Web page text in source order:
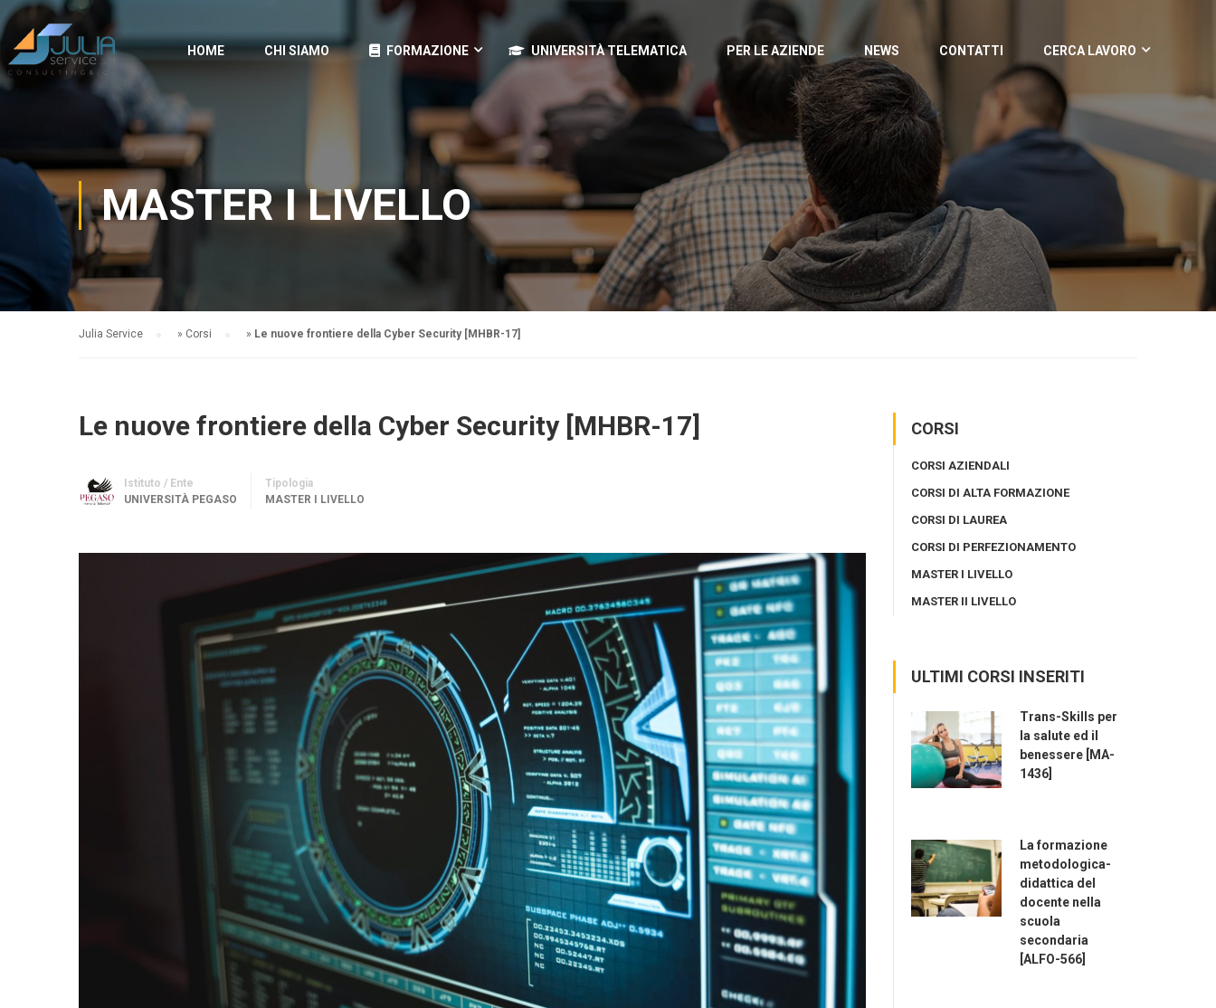
HOME CHI SIAMO FORMAZIONE UNIVERSITÀ TELEMATICA PER LE AZIENDE NEWS CONTATTI CERCA LAVORO
MASTER I LIVELLO
Julia Service » Corsi » Le nuove frontiere della Cyber Security [MHBR-17]
Le nuove frontiere della Cyber Security [MHBR-17]
Istituto / Ente
UNIVERSITÀ PEGASO
Tipologia
MASTER I LIVELLO
CORSI
CORSI AZIENDALI
CORSI DI ALTA FORMAZIONE
CORSI DI LAUREA
CORSI DI PERFEZIONAMENTO
MASTER I LIVELLO
MASTER II LIVELLO
ULTIMI CORSI INSERITI
Trans-Skills per
la salute ed il
benessere [MA-
1436]
La formazione
metodologica-
didattica del
docente nella
scuola
secondaria
[ALFO-566]